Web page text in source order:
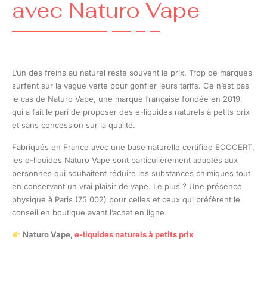
avec Naturo Vape
L’un des freins au naturel reste souvent le prix. Trop de marques
surfent sur la vague verte pour gonfler leurs tarifs. Ce n’est pas
le cas de Naturo Vape, une marque française fondée en 2019,
qui a fait le pari de proposer des e-liquides naturels à petits prix
et sans concession sur la qualité.
Fabriqués en France avec une base naturelle certifiée ECOCERT,
les e-liquides Naturo Vape sont particulièrement adaptés aux
personnes qui souhaitent réduire les substances chimiques tout
en conservant un vrai plaisir de vape. Le plus ? Une présence
physique à Paris (75 002) pour celles et ceux qui préfèrent le
conseil en boutique avant l’achat en ligne.
Naturo Vape, e-liquides naturels à petits prix